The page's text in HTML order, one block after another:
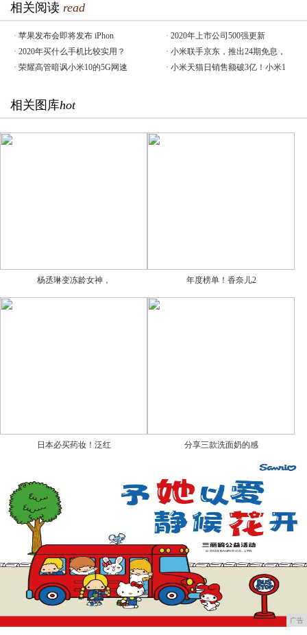
相关阅读 read
· 苹果发布会即将发布 iPhon · 2020年上市公司500强更新
· 2020年买什么手机比较实用？ · 小米联手京东，推出24期免息，
· 荣耀高管暗讽小米10的5G网速 · 小米天猫日销售额破3亿！小米1
相关图库hot
杨丞琳变冻龄女神， 年度榜单！香奈儿2
日本必买药妆！泛红 分享三款洗面奶的感
广告